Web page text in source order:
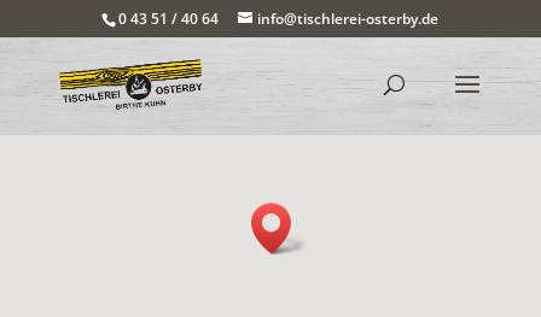
0 43 51 / 40 64 info@tischlerei-osterby.de